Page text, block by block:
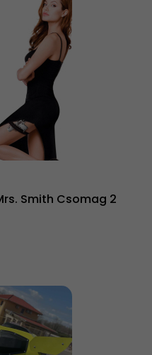
Smith Csomag 2